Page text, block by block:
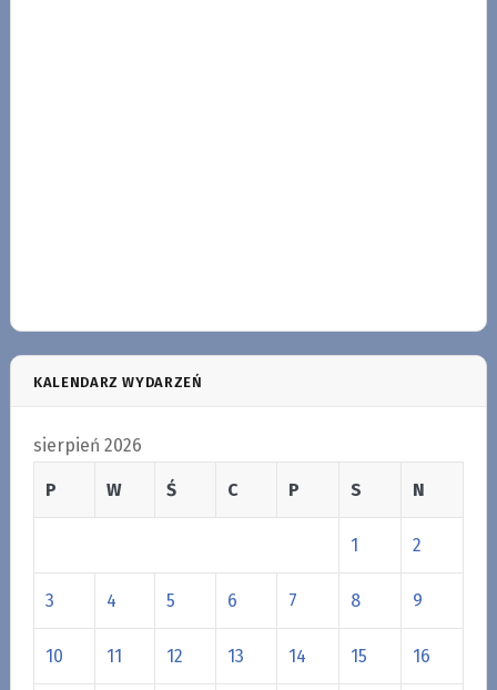
KALENDARZ WYDARZEŃ
sierpień 2026
P W Ś C P S N
1 2
3 4 5 6 7 8 9
10 11 12 13 14 15 16